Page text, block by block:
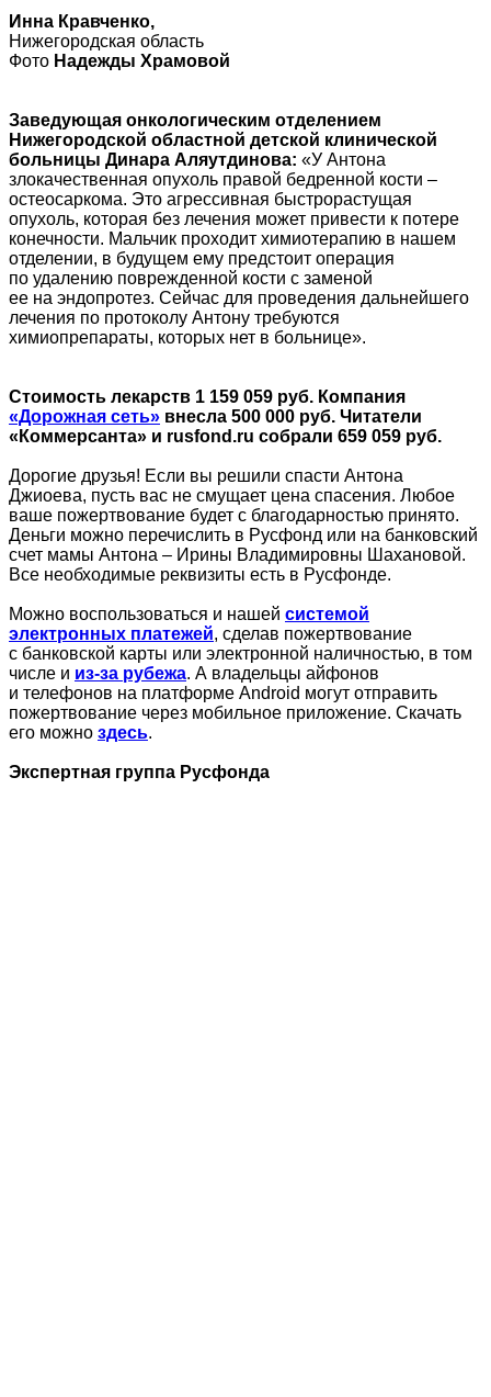
Инна Кравченко,
Нижегородская область
Фото Надежды Храмовой
Заведующая онкологическим отделением
Нижегородской областной детской клинической
больницы Динара Аляутдинова: «У Антона
злокачественная опухоль правой бедренной кости –
остеосаркома. Это агрессивная быстрорастущая
опухоль, которая без лечения может привести к потере
конечности. Мальчик проходит химиотерапию в нашем
отделении, в будущем ему предстоит операция
по удалению поврежденной кости с заменой
ее на эндопротез. Сейчас для проведения дальнейшего
лечения по протоколу Антону требуются
химиопрепараты, которых нет в больнице».
Стоимость лекарств 1 159 059 руб. Компания
«Дорожная сеть» внесла 500 000 руб. Читатели
«Коммерсанта» и rusfond.ru собрали 659 059 руб.
Дорогие друзья! Если вы решили спасти Антона
Джиоева, пусть вас не смущает цена спасения. Любое
ваше пожертвование будет с благодарностью принято.
Деньги можно перечислить в Русфонд или на банковский
счет мамы Антона – Ирины Владимировны Шахановой.
Все необходимые реквизиты есть в Русфонде.
Можно воспользоваться и нашей системой
электронных платежей, сделав пожертвование
с банковской карты или электронной наличностью, в том
числе и из-за рубежа. А владельцы айфонов
и телефонов на платформе Android могут отправить
пожертвование через мобильное приложение. Скачать
его можно здесь.
Экспертная группа Русфонда